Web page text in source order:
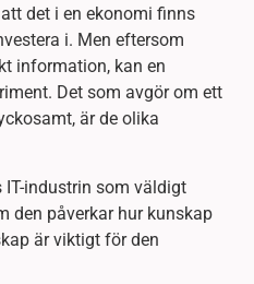
det i en ekonomi finns
i. Men eftersom
information, kan en
Det som avgör om ett
är de olika
industrin som väldigt
den påverkar hur kunskap
är viktigt för den